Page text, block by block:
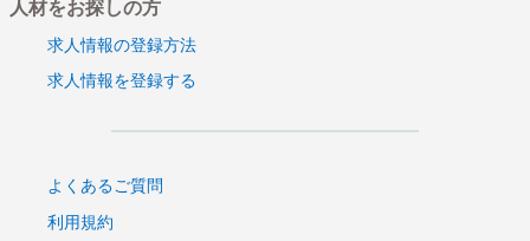
人材をお探しの方
求人情報の登録方法
求人情報を登録する
よくあるご質問
利用規約